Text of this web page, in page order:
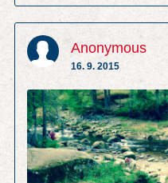
Anonymous
16. 9. 2015